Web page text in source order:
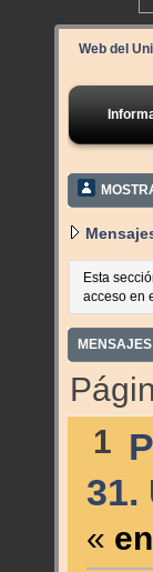
Web del
Esta
acceso en
1
31.
«